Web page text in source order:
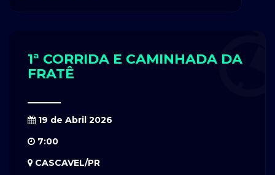
1ª CORRIDA E CAMINHADA DA
FRATÊ
19 de Abril 2026
7:00
CASCAVEL/PR